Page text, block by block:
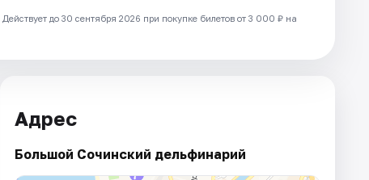
Действует до 30 сентября 2026 при покупке билетов от 3 000 ₽ на
Адрес
Большой Сочинский дельфинарий